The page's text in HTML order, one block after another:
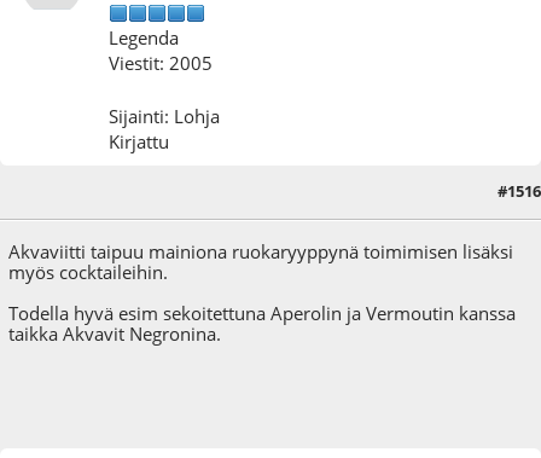
Legenda
Viestit: 2005
Sijainti: Lohja
Kirjattu
#1516
Akvaviitti taipuu mainiona ruokaryyppynä toimimisen lisäksi
myös cocktaileihin.
Todella hyvä esim sekoitettuna Aperolin ja Vermoutin kanssa
taikka Akvavit Negronina.